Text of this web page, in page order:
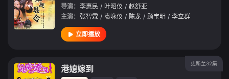
导演： 李惠民 / 叶昭仪 / 赵舒亚
主演： 张智霖 / 袁咏仪 / 陈龙 / 顾宝明 / 李立群
立即播放
更新至32集
港媳嫁到